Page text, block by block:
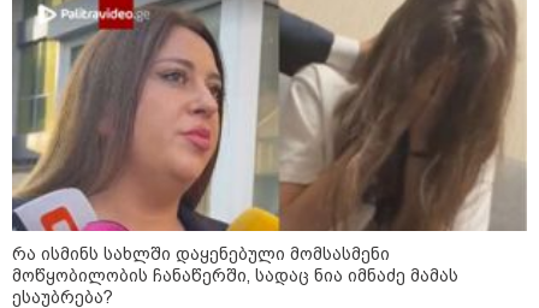
19:05 / 07-08-2026
"2008 წელს საქართველო
გადავარჩინეთ - აი, 2012 წლის
"გამარჯვება" ვინც იზეიმეთ,
სწორედ ეგ იყო ქართული
ისტორიული კატასტროფა და
რაც რუსმა ჯარით ვერ აიღო,
შიდა ღალატით გაინაღდა" -
მიხეილ სააკაშვილი
კატეგორიის ყველა სიახლე
რა ისმინს სახლში დაყენებული მომსასმენი
მოწყობილობის ჩანაწერში, სადაც ნია იმნაძე მამას
ესაუბრება?